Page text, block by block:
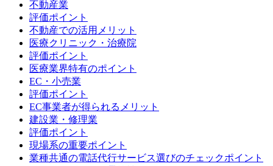
不動産業
評価ポイント
不動産での活用メリット
医療クリニック・治療院
評価ポイント
医療業界特有のポイント
EC・小売業
評価ポイント
EC事業者が得られるメリット
建設業・修理業
評価ポイント
現場系の重要ポイント
業種共通の電話代行サービス選びのチェックポイント